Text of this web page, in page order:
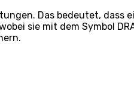
Das bedeutet,
sie mit dem Symbol